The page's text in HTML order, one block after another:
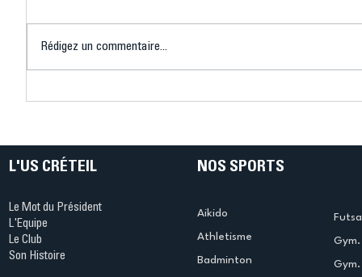
Rédigez un commentaire...
L'US CRÉTEIL
Le Mot du Président
L'Equipe
Le Club
Son Histoire
NOS SPORTS
Aikido
Athletisme
Badminton